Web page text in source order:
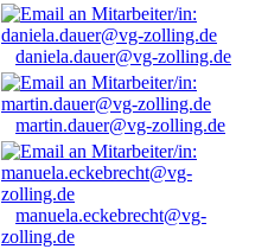
daniela.dauer@vg-zolling.de
martin.dauer@vg-zolling.de
manuela.eckebrecht@vg-
zolling.de